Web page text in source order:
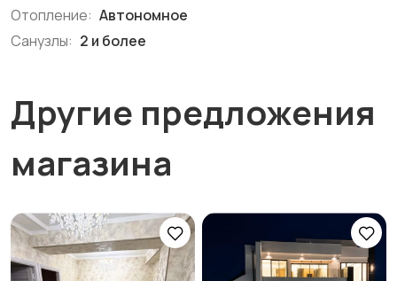
Отопление: Автономное
Санузлы: 2 и более
Другие предложения
магазина